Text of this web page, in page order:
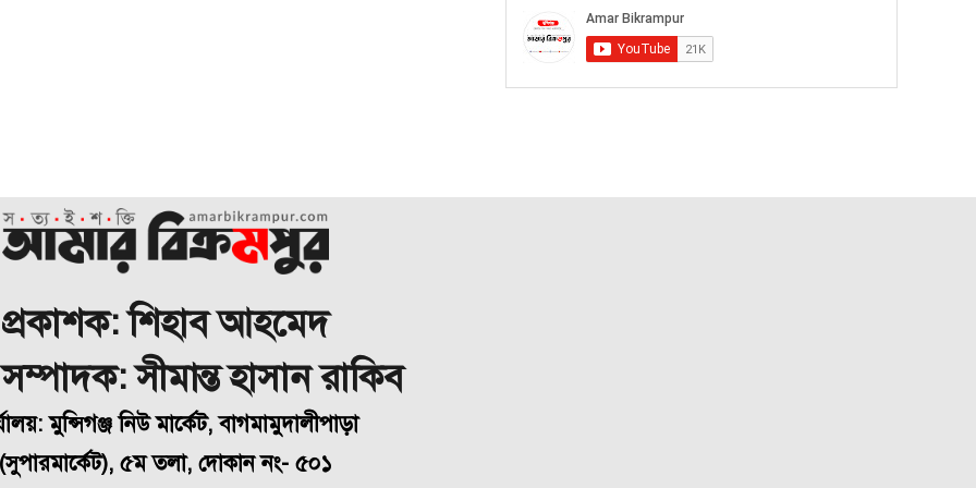
প্রকাশক: শিহাব আহমেদ
সম্পাদক: সীমান্ত হাসান রাকিব
মুন্সিগঞ্জ নিউ মার্কেট, বাগমামুদালীপাড়া
(সুপারমার্কেট), ৫ম তলা, দোকান নং- ৫০১